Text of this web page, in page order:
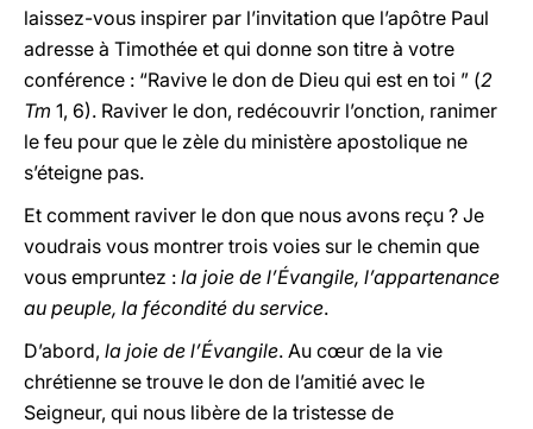
laissez-vous inspirer par l’invitation que l’apôtre Paul
adresse à Timothée et qui donne son titre à votre
conférence : “Ravive le don de Dieu qui est en toi ” (2
Tm 1, 6). Raviver le don, redécouvrir l’onction, ranimer
le feu pour que le zèle du ministère apostolique ne
s’éteigne pas.
Et comment raviver le don que nous avons reçu ? Je
voudrais vous montrer trois voies sur le chemin que
vous empruntez : la joie de l’Évangile, l’appartenance
au peuple, la fécondité du service.
D’abord, la joie de l’Évangile. Au cœur de la vie
chrétienne se trouve le don de l’amitié avec le
Seigneur, qui nous libère de la tristesse de